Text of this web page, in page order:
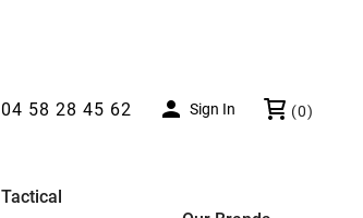
04 58 28 45 62  Sign In (0)
Tactical